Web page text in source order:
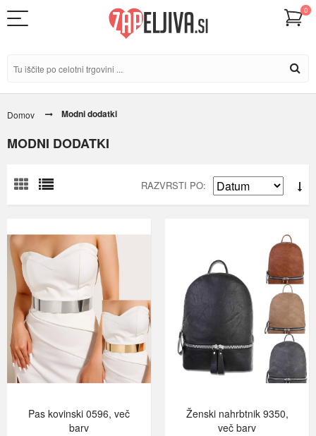
0
Domov Modni dodatki
MODNI DODATKI
RAZVRSTI PO
Pas kovinski 0596, več
barv
Ženski nahrbtnik 9350,
več barv